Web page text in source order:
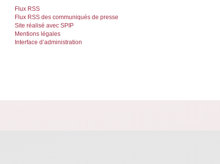
Flux RSS
Flux RSS des communiqués de presse
Site réalisé avec SPIP
Mentions légales
Interface d’administration